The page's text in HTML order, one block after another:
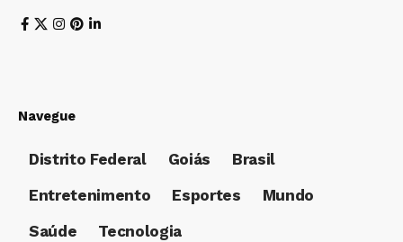
Navegue
Distrito Federal Goiás
Brasil
Entretenimento
Esportes
Mundo
Saúde
Tecnologia